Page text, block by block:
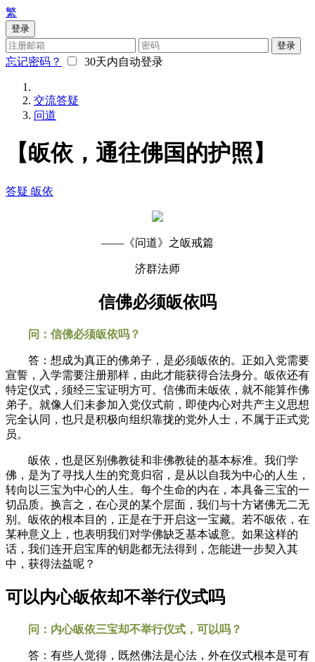
繁
登录
登录
忘记密码？ 30天内自动登录
交流答疑
问道
【皈依，通往佛国的护照】
答疑 皈依
——《问道》之皈戒篇
济群法师
信佛必须皈依吗
问：信佛必须皈依吗？
答：想成为真正的佛弟子，是必须皈依的。正如入党需要
宣誓，入学需要注册那样，由此才能获得合法身分。皈依还有
特定仪式，须经三宝证明方可。信佛而未皈依，就不能算作佛
弟子。就像人们未参加入党仪式前，即使内心对共产主义思想
完全认同，也只是积极向组织靠拢的党外人士，不属于正式党
员。
皈依，也是区别佛教徒和非佛教徒的基本标准。我们学
佛，是为了寻找人生的究竟归宿，是从以自我为中心的人生，
转向以三宝为中心的人生。每个生命的内在，本具备三宝的一
切品质。换言之，在心灵的某个层面，我们与十方诸佛无二无
别。皈依的根本目的，正是在于开启这一宝藏。若不皈依，在
某种意义上，也表明我们对学佛缺乏基本诚意。如果这样的
话，我们连开启宝库的钥匙都无法得到，怎能进一步契入其
中，获得法益呢？
可以内心皈依却不举行仪式吗
问：内心皈依三宝却不举行仪式，可以吗？
答：有些人觉得，既然佛法是心法，外在仪式根本是可有